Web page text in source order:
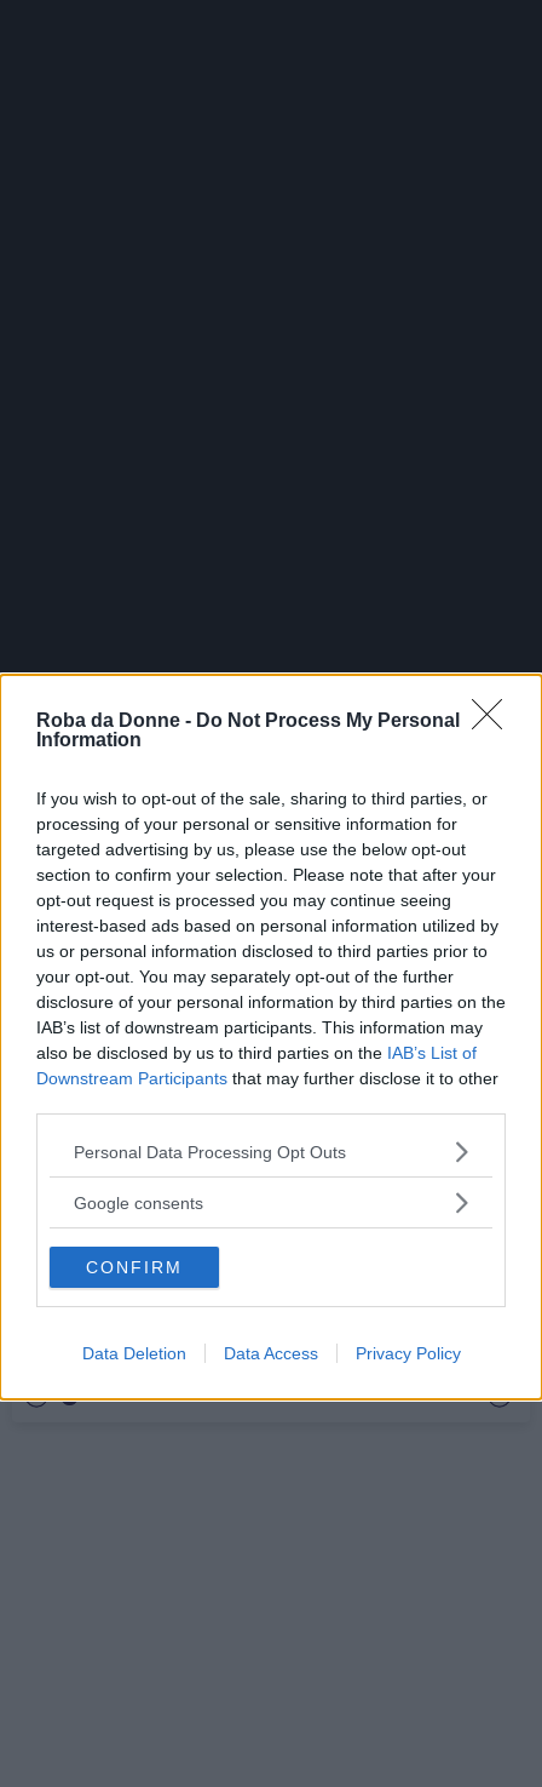
Roba da Donne - Do Not Process My Personal
Information
If you wish to opt-out of the sale, sharing to third parties, or
processing of your personal or sensitive information for
targeted advertising by us, please use the below opt-out
section to confirm your selection. Please note that after your
opt-out request is processed you may continue seeing
interest-based ads based on personal information utilized by
us or personal information disclosed to third parties prior to
your opt-out. You may separately opt-out of the further
disclosure of your personal information by third parties on the
IAB’s list of downstream participants. This information may
also be disclosed by us to third parties on the IAB’s List of
Downstream Participants that may further disclose it to other
Please note that this website/app uses one or more Google
not limited to your visit or usage behaviour. You may click to
use your data for below specified purposes in below Google
consent section.
Personal Data Processing Opt Outs
Google consents
CONFIRM
Data Deletion Data Access Privacy Policy
FOTO1DI 11 INGRANDISCI
Ascolta questo articolo ora...
10 cose che devi sapere prima di uscire con